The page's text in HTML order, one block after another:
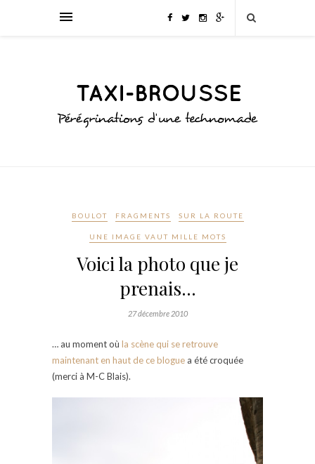
BOULOT FRAGMENTS SUR LA ROUTE
UNE IMAGE VAUT MILLE MOTS
Voici la photo que je
prenais…
27 décembre 2010
… au moment où la scène qui se retrouve
maintenant en haut de ce blogue a été croquée
(merci à M-C Blais).